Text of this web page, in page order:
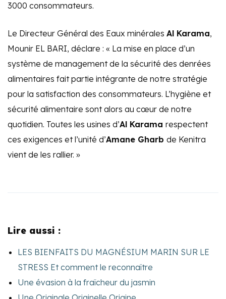
3000 consommateurs.
Le Directeur Général des Eaux minérales Al Karama,
Mounir EL BARI, déclare : « La mise en place d’un
système de management de la sécurité des denrées
alimentaires fait partie intégrante de notre stratégie
pour la satisfaction des consommateurs. L’hygiène et
sécurité alimentaire sont alors au cœur de notre
quotidien. Toutes les usines d’Al Karama respectent
ces exigences et l’unité d’Amane Gharb de Kenitra
vient de les rallier. »
Lire aussi :
LES BIENFAITS DU MAGNÉSIUM MARIN SUR LE
STRESS Et comment le reconnaître
Une évasion à la fraîcheur du jasmin